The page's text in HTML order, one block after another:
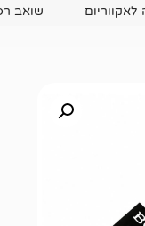
שואב רפש / עזרים לניקוי